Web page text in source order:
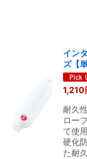
イン
ズ【
1,210
耐久
ロー
て使
硬化
た耐